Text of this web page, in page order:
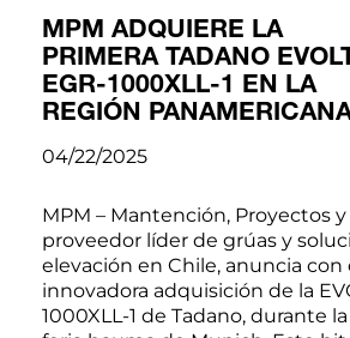
MPM ADQUIERE LA
PRIMERA TADANO
EGR-1000XLL-1 EN LA
REGIÓN
04/22/2025
MPM – Mantención, Proyectos
proveedor líder de grúas y
elevación en Chile, anuncia con
innovadora adquisición de la
1000XLL-1 de Tadano, durante